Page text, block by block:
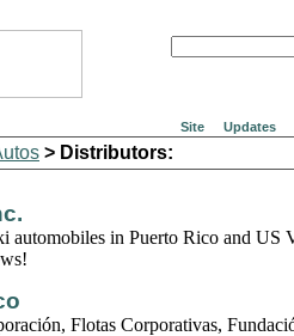
Site Updates
> Distributors:
automobiles in Puerto Rico and US
Flotas Corporativas,